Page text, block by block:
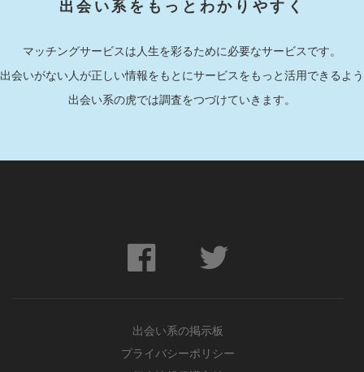
出会い系をもっとわかりやすく
マッチングサービスは人生を彩るために必要なサービスです。
出会いがない人が正しい情報をもとにサービスをもっと活用できるよう
出会い系の虎では調査をつづけていきます。
出会い系の掲示板
プライバシーポリシー